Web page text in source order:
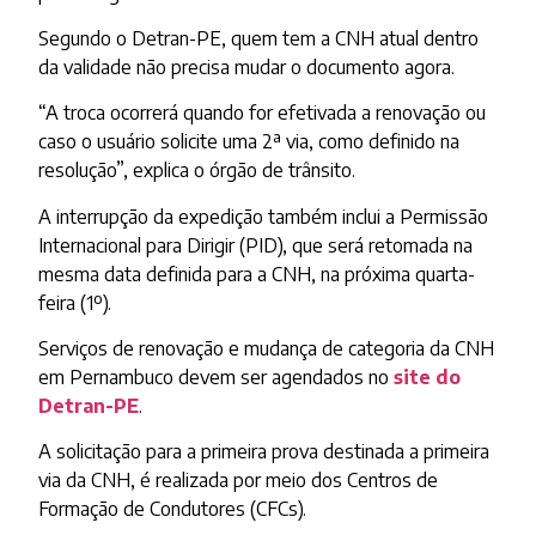
Segundo o Detran-PE, quem tem a CNH atual dentro
da validade não precisa mudar o documento agora.
“A troca ocorrerá quando for efetivada a renovação ou
caso o usuário solicite uma 2ª via, como definido na
resolução”, explica o órgão de trânsito.
A interrupção da expedição também inclui a Permissão
Internacional para Dirigir (PID), que será retomada na
mesma data definida para a CNH, na próxima quarta-
feira (1º).
Serviços de renovação e mudança de categoria da CNH
em Pernambuco devem ser agendados nosite do
Detran-PE.
A solicitação para a primeira prova destinada a primeira
via da CNH, é realizada por meio dos Centros de
Formação de Condutores (CFCs).